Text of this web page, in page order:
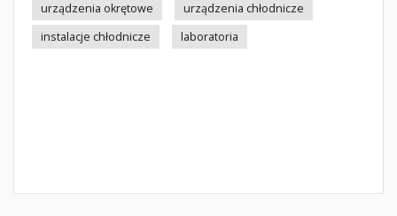
urządzenia okrętowe
urządzenia chłodnicze
instalacje chłodnicze
laboratoria